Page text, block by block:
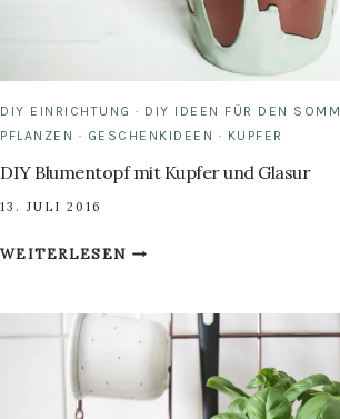
DIY EINRICHTUNG · DIY IDEEN FÜR DEN
PFLANZEN · GESCHENKIDEEN · KUPFER
DIY Blumentopf mit Kupfer und Glasur
13. JULI 2016
WEITERLESENDIY
KUPFER
GLASUR